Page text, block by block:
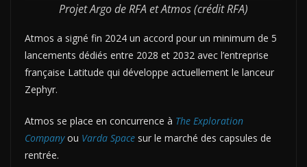
Projet Argo de RFA et Atmos (crédit RFA)
Atmos a signé fin 2024 un accord pour un minimum de 5
lancements dédiés entre 2028 et 2032 avec l’entreprise
française Latitude qui développe actuellement le lanceur
Zephyr.
Atmos se place en concurrence à The Exploration
Companyou Varda Space sur le marché des capsules de
rentrée.